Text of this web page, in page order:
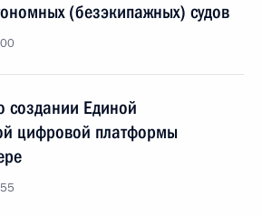
(безэкипажных) судов
создании Единой
цифровой платформы